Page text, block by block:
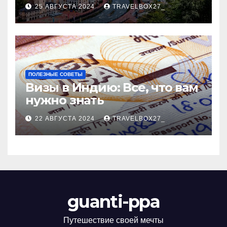
25 АВГУСТА 2024 TRAVELBOX27_
ПОЛЕЗНЫЕ СОВЕТЫ
Визы в Индию: Все, что вам
нужно знать
22 АВГУСТА 2024 TRAVELBOX27_
guanti-ppa
Путешествие своей мечты